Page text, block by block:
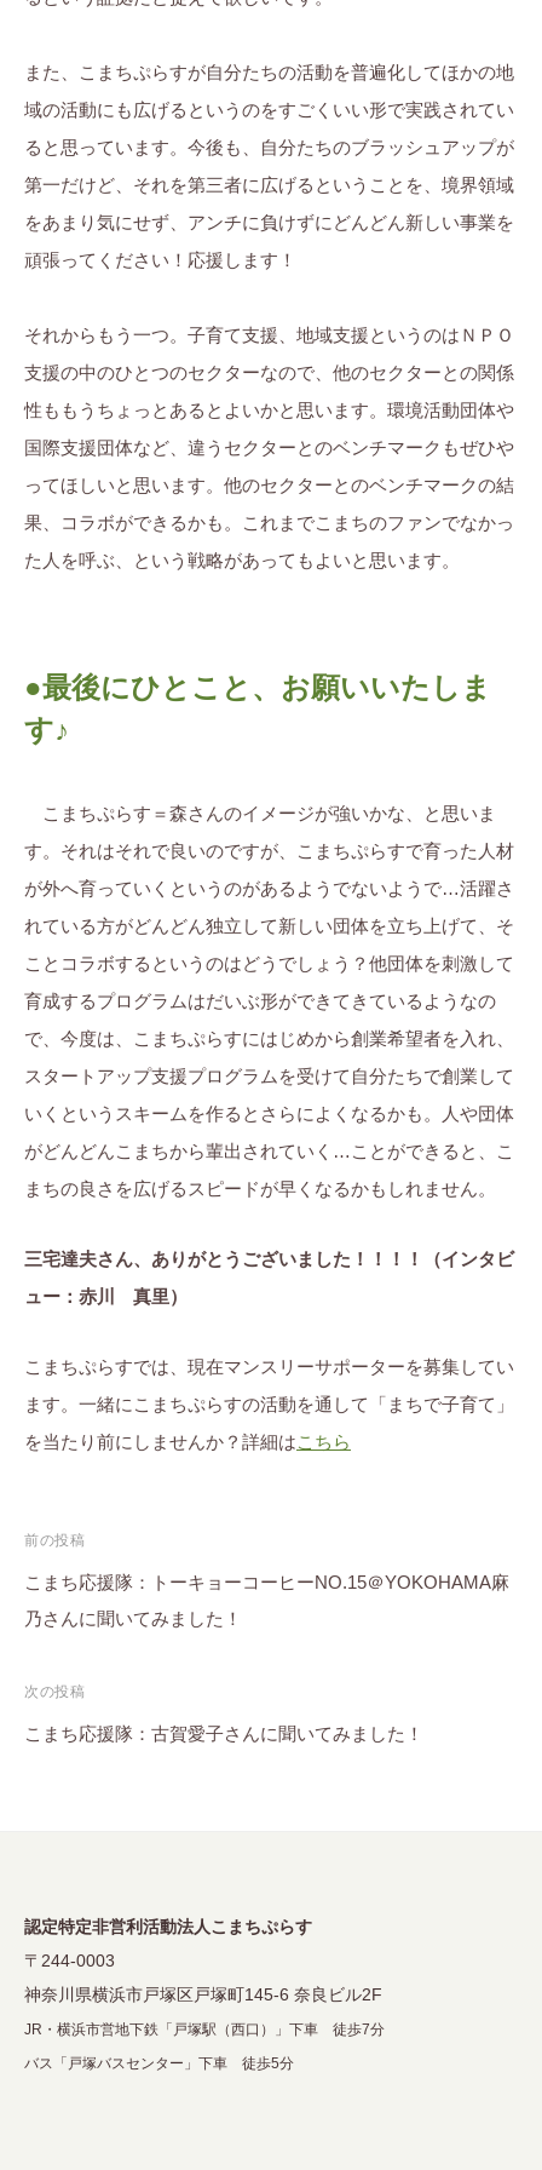
また、こまちぷらすが自分たちの活動を普遍化してほかの地
域の活動にも広げるというのをすごくいい形で実践されてい
ると思っています。今後も、自分たちのブラッシュアップが
第一だけど、それを第三者に広げるということを、境界領域
をあまり気にせず、アンチに負けずにどんどん新しい事業を
頑張ってください！応援します！
それからもう一つ。子育て支援、地域支援というのはＮＰＯ
支援の中のひとつのセクターなので、他のセクターとの関係
性ももうちょっとあるとよいかと思います。環境活動団体や
国際支援団体など、違うセクターとのベンチマークもぜひや
ってほしいと思います。他のセクターとのベンチマークの結
果、コラボができるかも。これまでこまちのファンでなかっ
た人を呼ぶ、という戦略があってもよいと思います。
●最後にひとこと、お願いいたしま
す♪
こまちぷらす＝森さんのイメージが強いかな、と思いま
す。それはそれで良いのですが、こまちぷらすで育った人材
が外へ育っていくというのがあるようでないようで…活躍さ
れている方がどんどん独立して新しい団体を立ち上げて、そ
ことコラボするというのはどうでしょう？他団体を刺激して
育成するプログラムはだいぶ形ができてきているようなの
で、今度は、こまちぷらすにはじめから創業希望者を入れ、
スタートアップ支援プログラムを受けて自分たちで創業して
いくというスキームを作るとさらによくなるかも。人や団体
がどんどんこまちから輩出されていく…ことができると、こ
まちの良さを広げるスピードが早くなるかもしれません。
三宅達夫さん、ありがとうございました！！！！（インタビ
ュー：赤川 真里）
こまちぷらすでは、現在マンスリーサポーターを募集してい
ます。一緒にこまちぷらすの活動を通して「まちで子育て」
を当たり前にしませんか？詳細はこちら
投
稿
ナ
前の投稿
こまち応援隊：トーキョーコーヒーNO.15＠YOKOHAMA麻
乃さんに聞いてみました！
次の投稿
こまち応援隊：古賀愛子さんに聞いてみました！
認定特定非営利活動法人こまちぷらす
〒244-0003
神奈川県横浜市戸塚区戸塚町145-6 奈良ビル2F
JR・横浜市営地下鉄「戸塚駅（西口）」下車 徒歩7分
バス「戸塚バスセンター」下車 徒歩5分